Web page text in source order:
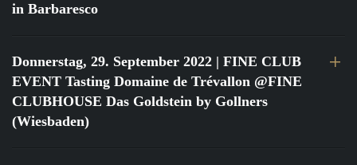
in Barbaresco
Donnerstag, 29. September 2022 | FINE CLUB
EVENT Tasting Domaine de Trévallon @FINE
CLUBHOUSE Das Goldstein by Gollners
(Wiesbaden)